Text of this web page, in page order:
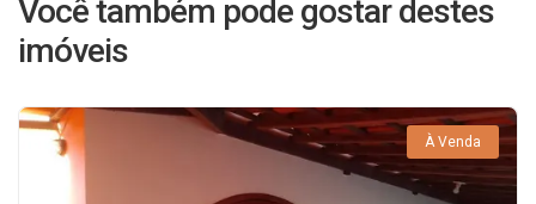
Você também pode gostar destes
imóveis
À Venda